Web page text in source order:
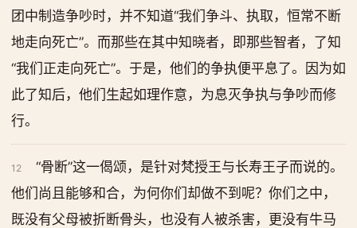
团中制造争吵时，并不知道“我们争斗、执取，恒常不断
地走向死亡”。而那些在其中知晓者，即那些智者，了知
“我们正走向死亡”。于是，他们的争执便平息了。因为如
此了知后，他们生起如理作意，为息灭争执与争吵而修
行。
12
“骨断”这一偈颂，是针对梵授王与长寿王子而说的。
他们尚且能够和合，为何你们却做不到呢？你们之中，
既没有父母被折断骨头，也没有人被杀害，更没有牛马